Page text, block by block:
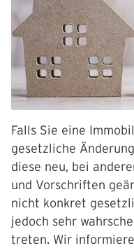
Falls Sie eine
gesetzliche
diese neu, bei
und Vorschriften
nicht konkret
jedoch sehr
treten. Wir